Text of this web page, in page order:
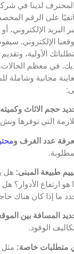
لدينا في
على الرقم
البريد الإلكتروني،
الإلكتروني.
الأولية،
في معظم
مجانية وشاملة
حجم الاثاث
التي توفرها
عدد الغرف و
طبيعة المبنى: هل
هو ارتفاع الأدوار؟
ما إذا كان هناك
المسافة بين
الوقود.
متطلبات خاصة: مثل